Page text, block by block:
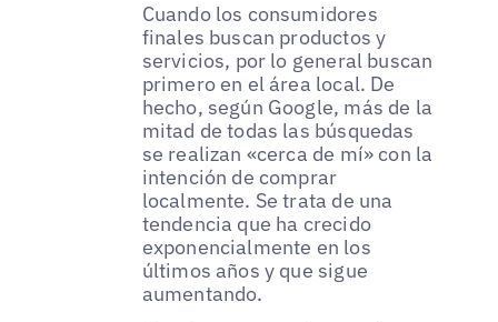
Cuando los consumidores
finales buscan productos y
servicios, por lo general buscan
primero en el área local. De
hecho, según Google, más de la
mitad de todas las búsquedas
se realizan «cerca de mí» con la
intención de comprar
localmente. Se trata de una
tendencia que ha crecido
exponencialmente en los
últimos años y que sigue
aumentando.